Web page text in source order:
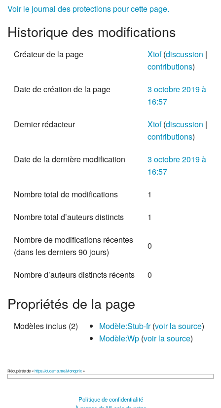
Voir le journal des protections pour cette page.
Historique des modifications
Créateur de la page Xtof (discussion |
contributions)
Date de création de la page
3 octobre 2019 à
16:57
Dernier rédacteur
Xtof (discussion |
contributions)
Date de la dernière modification
3 octobre 2019 à
16:57
Nombre total de modifications
1
Nombre total d’auteurs distincts
1
Nombre de modifications récentes
(dans les derniers 90 jours)
0
Nombre d’auteurs distincts récents 0
Propriétés de la page
Modèles inclus (2) Modèle:Stub-fr(voir la source)
Modèle:Wp (voir la source)
Récupérée de «https://ducamp.me/Monoprix»
Politique de confidentialité